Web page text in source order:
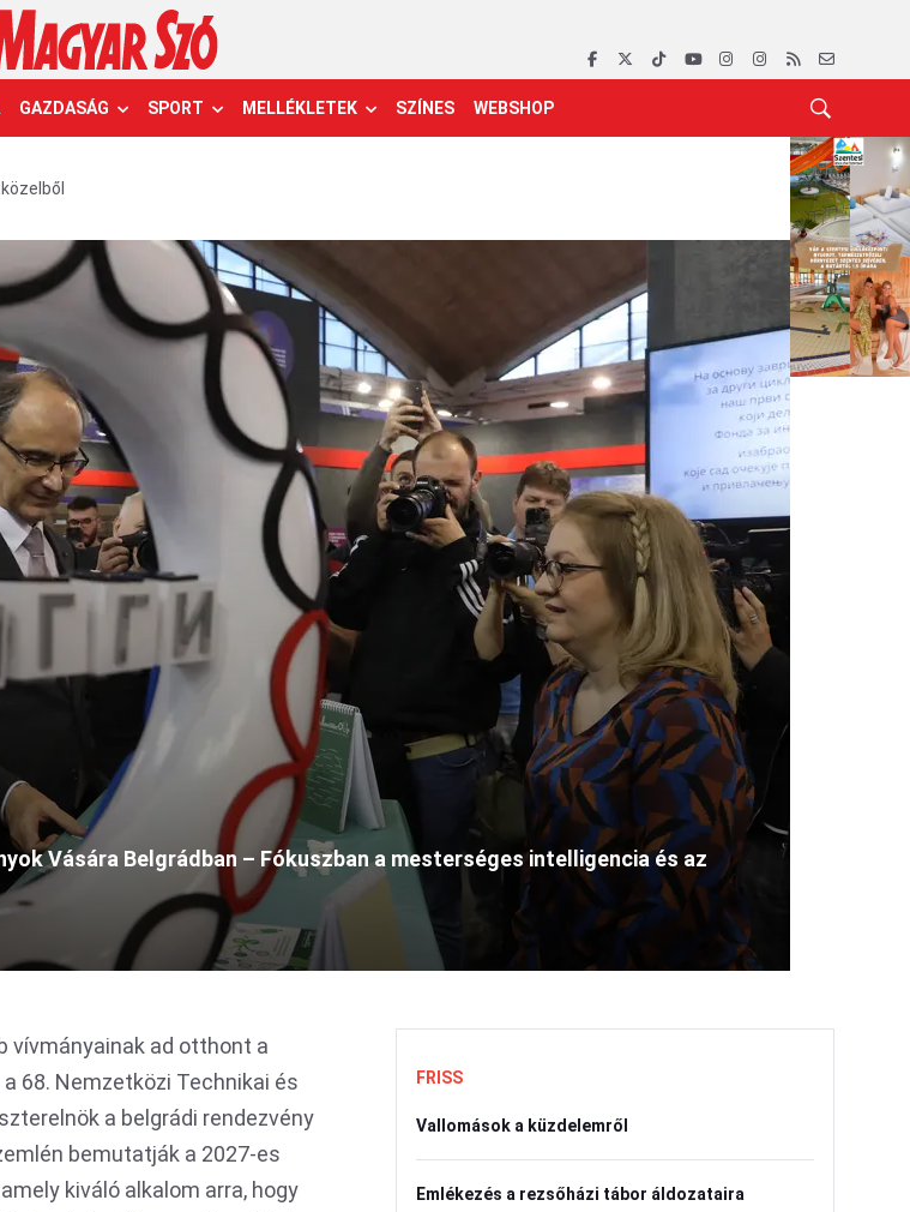
GAZDASÁG SPORT MELLÉKLETEK SZÍNES WEBSHOP
Vására Belgrádban – Fókuszban a mesterséges intelligencia és az
vívmányainak ad otthont a
68. Nemzetközi Technikai és
a belgrádi rendezvény
bemutatják a 2027-es
kiváló alkalom arra, hogy
FRISS
Vallomások a küzdelemről
Emlékezés a rezsőházi tábor áldozataira